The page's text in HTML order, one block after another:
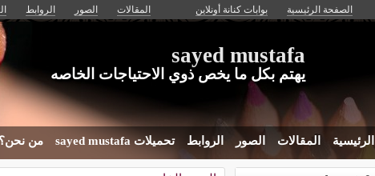
الصفحة الرئيسية بوابات كنانة أونلاين المقالات الصور الروابط
sayed mustafa
يهتم بكل ما يخص ذوي الاحتياجات الخاصه
الرئيسية المقالات الصور الروابط تحميلات sayed mustafa من نحن؟ sayed mustafa